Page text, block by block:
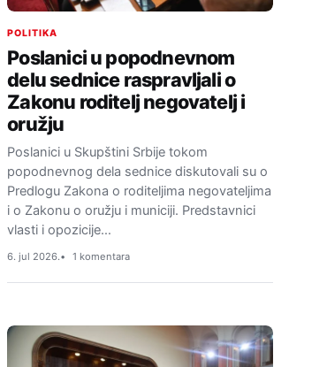
POLITIKA
Poslanici u popodnevnom
delu sednice raspravljali o
Zakonu roditelj negovatelj i
oružju
Poslanici u Skupštini Srbije tokom
popodnevnog dela sednice diskutovali su o
Predlogu Zakona o roditeljima negovateljima
i o Zakonu o oružju i municiji. Predstavnici
vlasti i opozicije…
6. jul 2026. 1 komentara